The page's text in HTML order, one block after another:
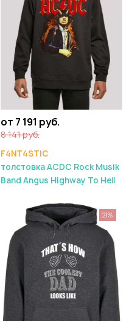
от 7 191 руб.
8 141 руб.
F4NT4STIC
толстовка ACDC Rock Musik
Band Angus Highway To Hell
21%